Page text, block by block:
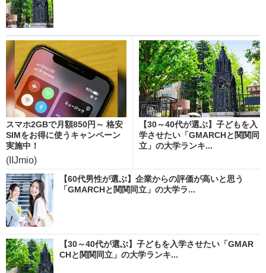
スマホ2GBで月額850円～ 格安
SIMをお得に使うキャンペーン
実施中！
(IIJmio)
【30～40代が選ぶ】子どもを入
学させたい「GMARCHと関関同
立」の大学ランキ...
【60代男性が選ぶ】企業からの評価が高いと思う
「GMARCHと関関同立」の大学ラ...
【30～40代が選ぶ】子どもを入学させたい「GMAR
CHと関関同立」の大学ランキ...